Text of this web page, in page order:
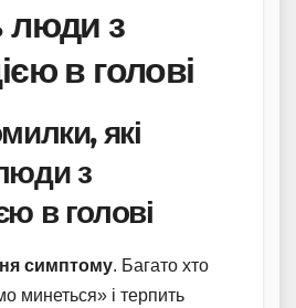
люди з
в голові
які
з
в голові
симптому. Багато хто
минеться» і терпить